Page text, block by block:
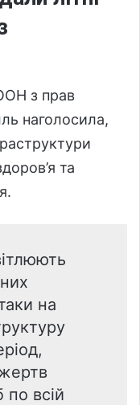
з прав
наголосила,
та
на
по всій